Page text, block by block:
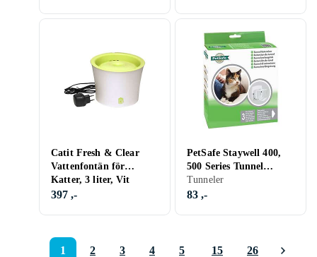
Catit Fresh & Clear
Vattenfontän för
Katter, 3 liter, Vit
397 ,-
PetSafe Staywell 400,
500 Series Tunnel
Extension
Tunneler
83 ,-
1 2 3 4 5 15 26